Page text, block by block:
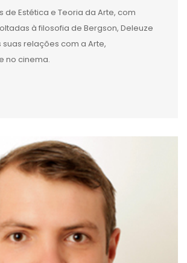
de Estética e Teoria da Arte, com
à filosofia de Bergson, Deleuze
suas relações com a Arte,
no cinema.